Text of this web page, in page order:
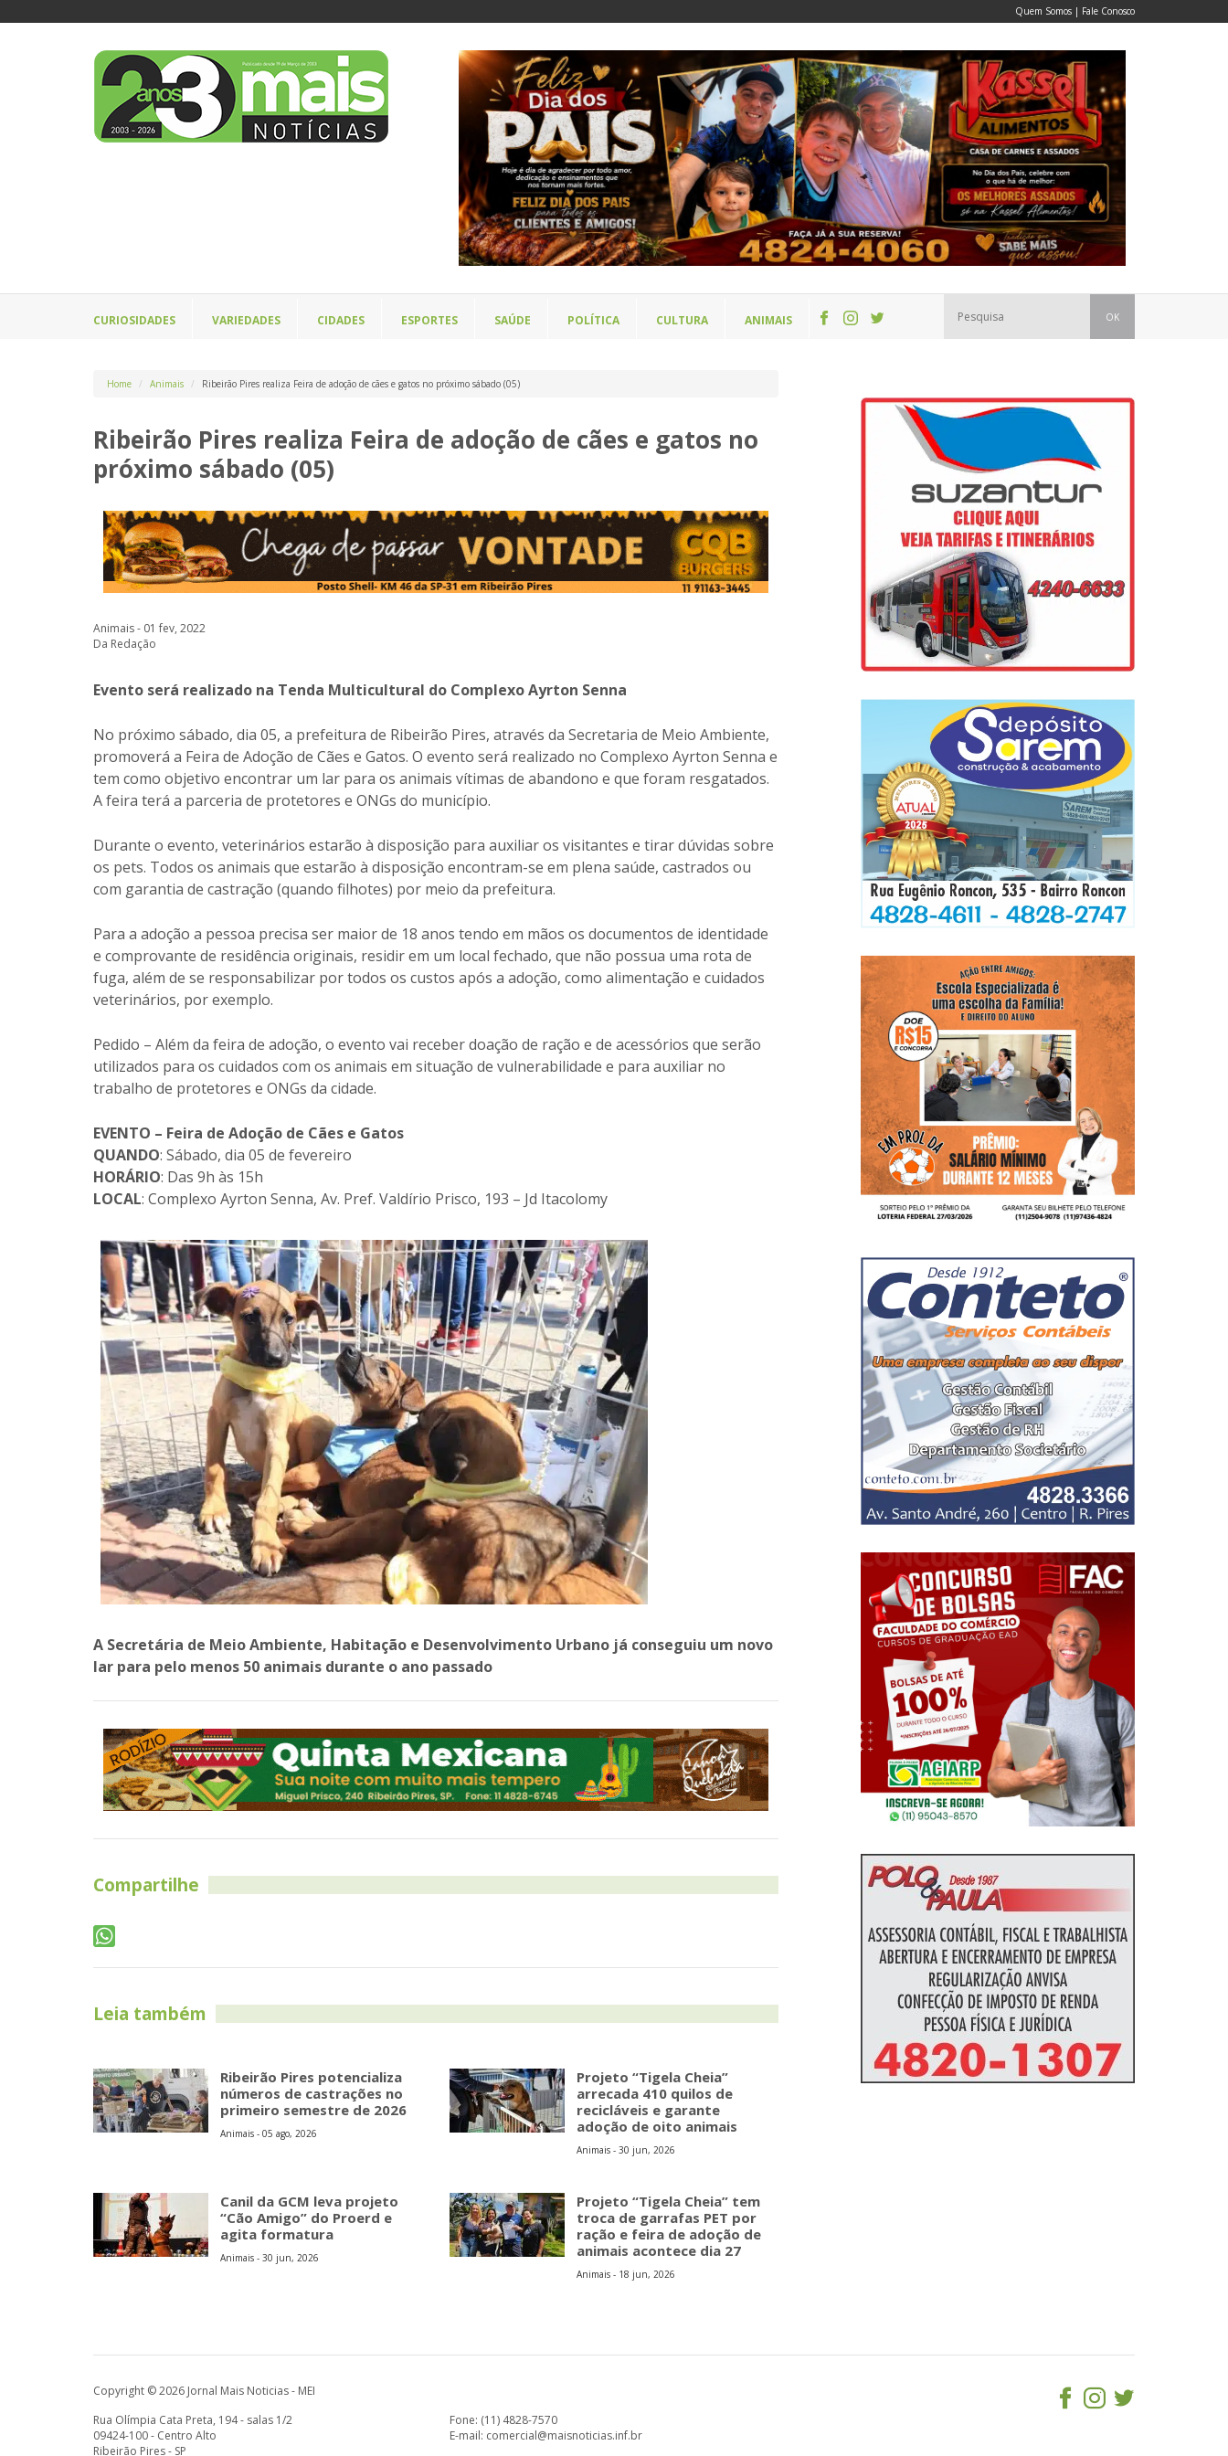
Quem Somos | Fale Conosco
CURIOSIDADES VARIEDADES CIDADES ESPORTES SAÚDE POLÍTICA CULTURA ANIMAIS OK
Home Animais Ribeirão Pires realiza Feira de adoção de cães e gatos no próximo sábado (05)
Ribeirão Pires realiza Feira de adoção de cães e gatos no
próximo sábado (05)
Animais - 01 fev, 2022
Da Redação
Evento será realizado na Tenda Multicultural do Complexo Ayrton Senna
No próximo sábado, dia 05, a prefeitura de Ribeirão Pires, através da Secretaria de Meio Ambiente,
promoverá a Feira de Adoção de Cães e Gatos. O evento será realizado no Complexo Ayrton Senna e
tem como objetivo encontrar um lar para os animais vítimas de abandono e que foram resgatados.
A feira terá a parceria de protetores e ONGs do município.
Durante o evento, veterinários estarão à disposição para auxiliar os visitantes e tirar dúvidas sobre
os pets. Todos os animais que estarão à disposição encontram-se em plena saúde, castrados ou
com garantia de castração (quando filhotes) por meio da prefeitura.
Para a adoção a pessoa precisa ser maior de 18 anos tendo em mãos os documentos de identidade
e comprovante de residência originais, residir em um local fechado, que não possua uma rota de
fuga, além de se responsabilizar por todos os custos após a adoção, como alimentação e cuidados
veterinários, por exemplo.
Pedido – Além da feira de adoção, o evento vai receber doação de ração e de acessórios que serão
utilizados para os cuidados com os animais em situação de vulnerabilidade e para auxiliar no
trabalho de protetores e ONGs da cidade.
EVENTO – Feira de Adoção de Cães e Gatos
QUANDO: Sábado, dia 05 de fevereiro
HORÁRIO: Das 9h às 15h
LOCAL: Complexo Ayrton Senna, Av. Pref. Valdírio Prisco, 193 – Jd Itacolomy
A Secretária de Meio Ambiente, Habitação e Desenvolvimento Urbano já conseguiu um novo
lar para pelo menos 50 animais durante o ano passado
Compartilhe
Leia também
Ribeirão Pires potencializa
números de castrações no
primeiro semestre de 2026
Animais - 05 ago, 2026
Projeto “Tigela Cheia”
arrecada 410 quilos de
recicláveis e garante
adoção de oito animais
Animais - 30 jun, 2026
Canil da GCM leva projeto
“Cão Amigo” do Proerd e
agita formatura
Animais - 30 jun, 2026
Projeto “Tigela Cheia” tem
troca de garrafas PET por
ração e feira de adoção de
animais acontece dia 27
Animais - 18 jun, 2026
Copyright © 2026 Jornal Mais Noticias - MEI
Rua Olímpia Cata Preta, 194 - salas 1/2
09424-100 - Centro Alto
Ribeirão Pires - SP
Fone: (11) 4828-7570
E-mail: comercial@maisnoticias.inf.br